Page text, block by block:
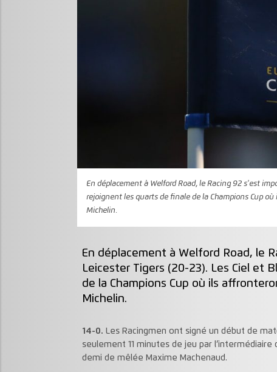
En déplacement à Welford Road, le Racing 92 s'est
rejoignent les quarts de finale de la Champions Cup
Michelin.
En déplacement à Welford Road, le
Leicester Tigers (20-23). Les Ciel et
de la Champions Cup où ils
Michelin.
14-0. Les Racingmen ont signé un début de
seulement 11 minutes de jeu par
demi de mêlée Maxime Machenaud.